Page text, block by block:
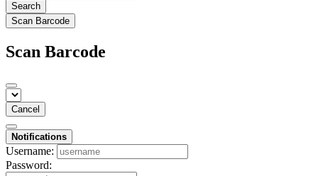
Search
Scan Barcode
Scan Barcode
Cancel
Notifications
Username:
Password: